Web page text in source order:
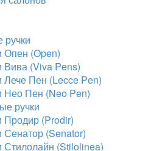
ручки
Опен (Open)
Вива (Viva Pens)
Лече Пен (Lecce Pen)
Нео Пен (Neo Pen)
ручки
Продир (Prodir)
Сенатор (Senator)
Стилолайн (Stilolinea)